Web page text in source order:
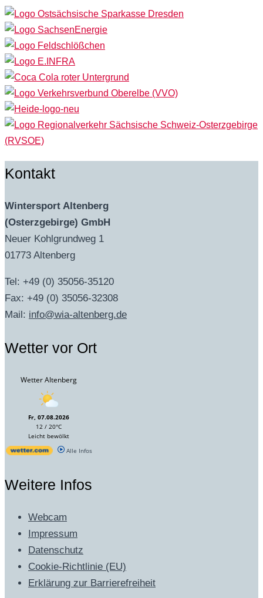
Kontakt
Wintersport Altenberg
(Osterzgebirge) GmbH
Neuer Kohlgrundweg 1
01773 Altenberg
Tel: +49 (0) 35056-35120
Fax: +49 (0) 35056-32308
Mail: info@wia-altenberg.de
Wetter vor Ort
Wetter Altenberg
Fr, 07.08.2026
12 / 20°C
Leicht bewölkt
Alle Infos
Weitere Infos
Webcam
Impressum
Datenschutz
Cookie-Richtlinie (EU)
Erklärung zur Barrierefreiheit